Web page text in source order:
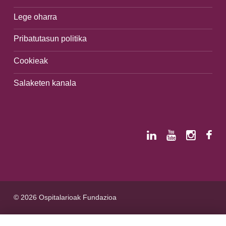
Lege oharra
Pribatutasun politika
Cookieak
Salaketen kanala
© 2026 Ospitalarioak Fundazioa